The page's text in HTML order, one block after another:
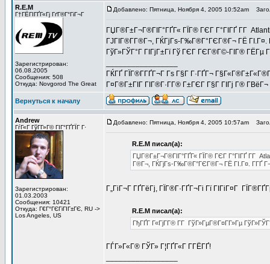
R.E.M
Г†ГЁГІГҐГ«Гј ГґГ®Г°ГіГ¬Г
Зарегистрирован:
06.08.2005
Сообщения: 508
Откуда: Novgorod The Great
Добавлено: Пятница, Ноября 4, 2005 10:52am
ГЏГ®Г±Г¬Г®ГІГ°ГҐГ« ГЇГ® ГЄГ Г°ГІГҐ Г­Г
ГЈГІГ®Г­Г®Г¬, ГЌГјГѕ-Г‰Г®Г°ГЄГ®Г¬ ГЁ
ГўГ»ГЎГ°Г ГІГјГ±Гї Гў ГЄГ ГЄГ®Г©-ГІГ®
ГЌГҐ ГЇГ®Г­ГҐГ¬Г Гѕ Г§Г Г·ГҐГ¬
Г¤Г®Г±ГІГ ГІГ®Г·Г­Г® Г±ГЄГ Г§Г ГІГј Г® Г­ВёГ¬
Вернуться к началу
Andrew
ГѓГ«Г ГўГ­Г»Г© ГІГ°ГҐГЇГ Г·
Зарегистрирован:
01.03.2003
Сообщения: 10421
Откуда: Г€Г°ГЄГіГІГ±ГЄ, RU ->
Los Angeles, US
Добавлено: Пятница, Ноября 4, 2005 10:57am
R.E.M писал(а):
ГЏГ®Г±Г¬Г®ГІГ°ГҐГ« ГЇГ® ГЄГ Г°ГІГҐ Г­Г
Г®Г¬, ГЌГјГѕ-Г‰Г®Г°ГЄГ®Г¬ ГЁ ГІ.Г¤. Г­ГҐ
Г„ГіГ¬Г ГҐГёГј, ГЇГ®Г·ГҐГ¬Гі Гї ГІГіГ¤Г
R.E.M писал(а):
ГђГҐГ Г«ГјГ­Г® Г­Г ГўГ»ГµГ®Г¤Г­Г»Гµ
ГЃГ»Г«Г® ГЎГ» Г¦ГҐГ«Г Г­ГЁГҐ!